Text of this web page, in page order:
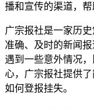
播和宣传的渠道，帮
广宗报社是一家历
准确、及时的新闻
遇到一些意外情况
心，广宗报社提供
如何登报挂失。